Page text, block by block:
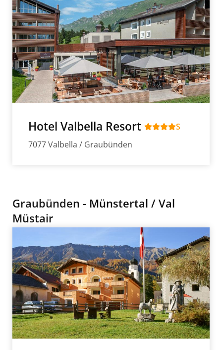
Hotel Valbella Resort
S
7077 Valbella / Graubünden
Graubünden - Münstertal / Val
Müstair